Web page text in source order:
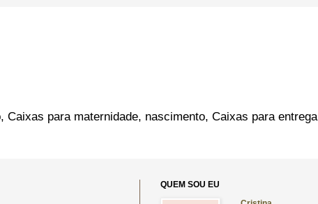
para maternidade, nascimento, Caixas para entrega
QUEM SOU EU